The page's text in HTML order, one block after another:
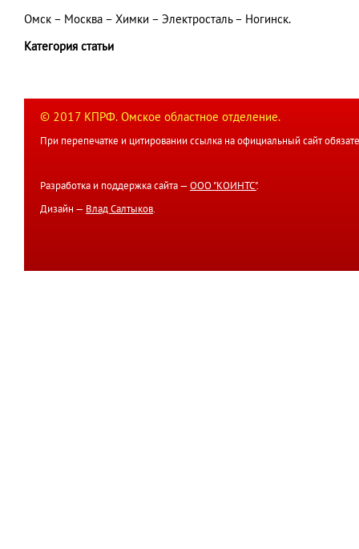
Омск – Москва – Химки – Электросталь – Ногинск.
Категория статьи
© 2017 КПРФ. Омское областное отделение.
При перепечатке и цитировании ссылка на официальный сайт
Разработка и поддержка сайта — ООО "КОИНТС".
Дизайн — Влад Салтыков.